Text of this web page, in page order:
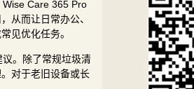
Wise Care 365 Pro
从而让日常办公、
见优化任务。
。除了常规垃圾清
对于老旧设备或长